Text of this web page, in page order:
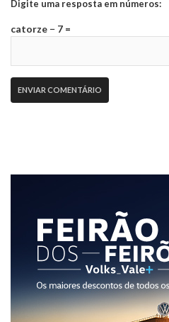
Digite uma resposta em números:
catorze − 7 =